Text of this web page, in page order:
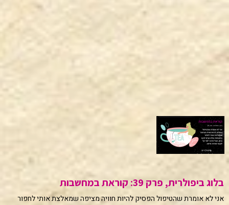
בלוג ביפולרית, פרק 39: קוראת במחשבות
אני לא אומרת שהטיפול הפסיק להיות חוויה מציפה שמאלצת אותי לחפור